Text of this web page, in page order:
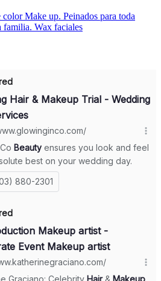
Make up. Peinados para toda
familia. Wax faciales